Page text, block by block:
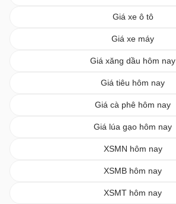
Giá xe ô tô
Giá xe máy
Giá xăng dầu hôm nay
Giá tiêu hôm nay
Giá cà phê hôm nay
Giá lúa gạo hôm nay
XSMN hôm nay
XSMB hôm nay
XSMT hôm nay